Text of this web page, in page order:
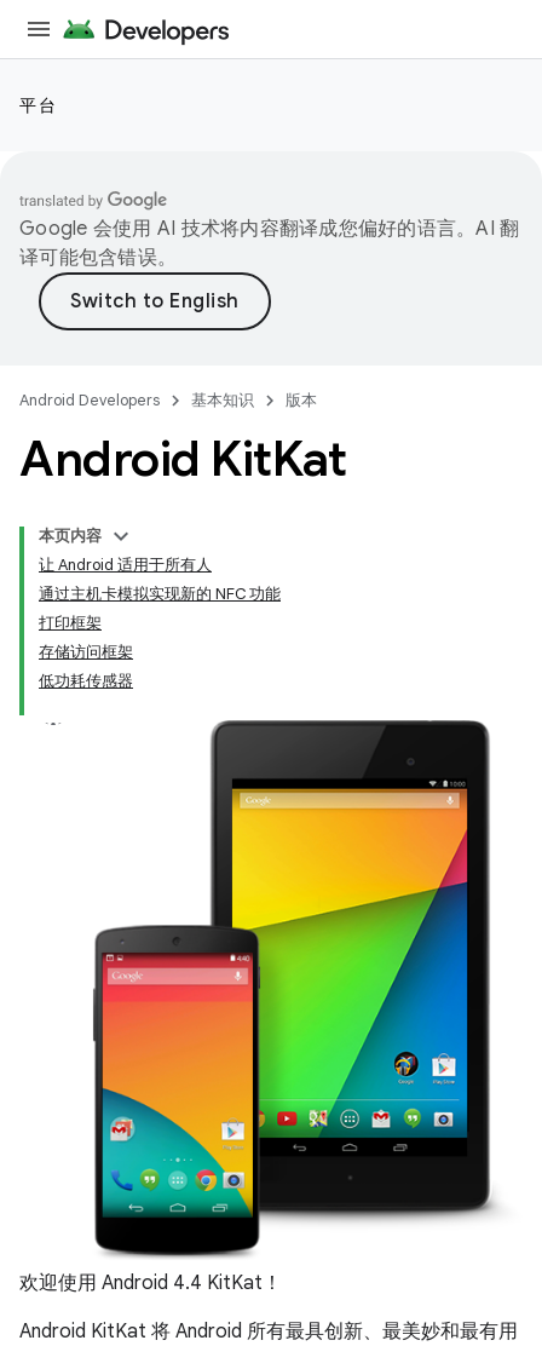
平台
Google 会使用 AI 技术将内容翻译成您偏好的语言。AI 翻
译可能包含错误。
Android Developers 基本知识 版本
Android KitKat
本页内容
让 Android 适用于所有人
通过主机卡模拟实现新的 NFC 功能
打印框架
存储访问框架
低功耗传感器
欢迎使用 Android 4.4 KitKat！
Android KitKat 将 Android 所有最具创新、最美妙和最有用